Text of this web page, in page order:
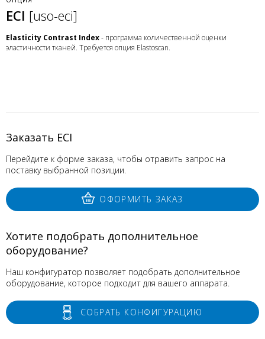
ECI [uso-eci]
Elasticity Contrast Index- программа количественной оценки
эластичности тканей. Требуется опция Elastoscan.
Заказать ECI
Перейдите к форме заказа, чтобы отравить запрос на
поставку выбранной позиции.
ОФОРМИТЬ ЗАКАЗ
Хотите подобрать дополнительное
оборудование?
Наш конфигуратор позволяет подобрать дополнительное
оборудование, которое подходит для вашего аппарата.
СОБРАТЬ КОНФИГУРАЦИЮ